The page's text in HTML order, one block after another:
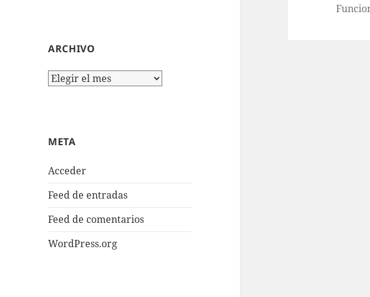
ARCHIVO
Archivo
META
Acceder
Feed de entradas
Feed de comentarios
WordPress.org